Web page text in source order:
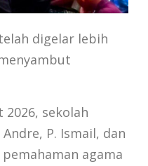
digelar lebih
sekolah
P. Ismail, dan
agama